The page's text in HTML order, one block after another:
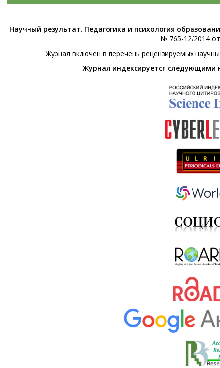
Научный результат. Педагогика и психология
№ 765-12/2014
Журнал включен в перечень рецензируемых
Журнал индексируется